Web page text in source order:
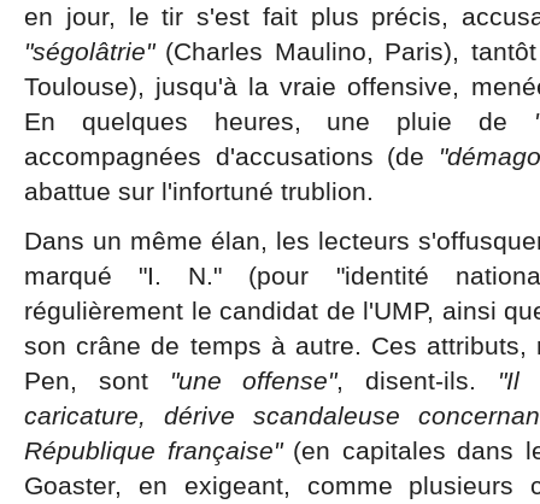
en jour, le tir s'est fait plus précis,
"ségolâtrie"(Charles Maulino, Paris),
Toulouse), jusqu'à la vraie offensive,
En quelques heures, une pluie de
accompagnées d'accusations (de
abattue sur l'infortuné trublion.
Dans un même élan, les lecteurs
marqué "I. N." (pour "identité
régulièrement le candidat de l'UMP, ainsi
son crâne de temps à autre. Ces
Pen, sont
"une offense", disent-ils. "Il
caricature, dérive scandaleuse
République française"(en capitales dans
Goaster, en exigeant, comme plusieurs